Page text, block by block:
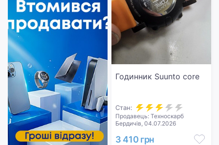
Годинник Suunto core
Стан:
Продавець: Техноскарб
Бердичів, 04.07.2026
3 410 грн